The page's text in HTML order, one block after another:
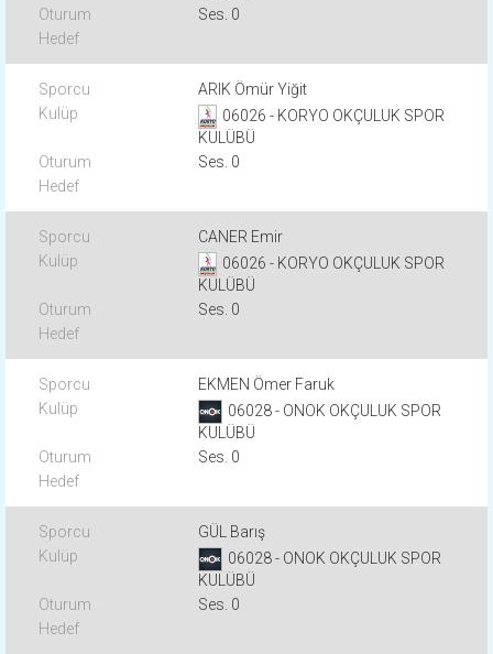
Ses. 0
ARIK Ömür Yiğit
06026 - KORYO OKÇULUK SPOR
KULÜBÜ
Ses. 0
CANER Emir
06026 - KORYO OKÇULUK SPOR
KULÜBÜ
Ses. 0
EKMEN Ömer Faruk
06028 - ONOK OKÇULUK SPOR
KULÜBÜ
Ses. 0
GÜL Barış
06028 - ONOK OKÇULUK SPOR
KULÜBÜ
Ses. 0